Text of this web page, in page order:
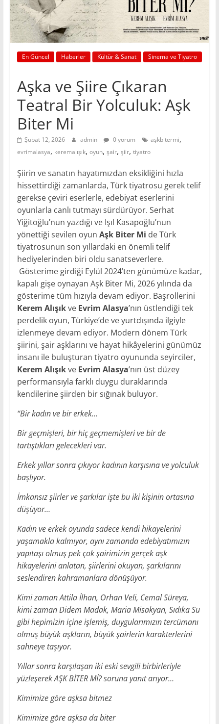
En Güncel Haberler Kültür & Sanat Sinema ve Tiyatro
Aşka ve Şiire Çıkaran
Teatral Bir Yolculuk: Aşk
Biter Mi
Şubat 12, 2026 admin 0 yorum aşkbitermi,
evrimalasya, keremalışık, oyun, şair, şiir, tiyatro
Şiirin ve sanatın hayatımızdan eksikliğini hızla
hissettirdiği zamanlarda, Türk tiyatrosu gerek telif
gerekse çeviri eserlerle, edebiyat eserlerini
oyunlarla canlı tutmayı sürdürüyor. Serhat
Yiğitoğlu’nun yazdığı ve Işıl Kasapoğlu’nun
yönettiği sevilen oyun Aşk Biter Mi de Türk
tiyatrosunun son yıllardaki en önemli telif
hediyelerinden biri oldu sanatseverlere.
Gösterime girdiği Eylül 2024’ten günümüze kadar,
kapalı gişe oynayan Aşk Biter Mi, 2026 yılında da
gösterime tüm hızıyla devam ediyor. Başrollerini
Kerem Alışıkve Evrim Alasya’nın üstlendiği tek
perdelik oyun, Türkiye’de ve yurtdışında ilgiyle
izlenmeye devam ediyor. Modern dönem Türk
şiirini, şair aşklarını ve hayat hikâyelerini günümüz
insanı ile buluşturan tiyatro oyununda seyirciler,
Kerem Alışıkve Evrim Alasya’nın üst düzey
performansıyla farklı duygu duraklarında
kendilerine şiirden bir sığınak buluyor.
“Bir kadın ve bir erkek…
Bir geçmişleri, bir hiç geçmemişleri ve bir de
tartıştıkları gelecekleri var.
Erkek yıllar sonra çıkıyor kadının karşısına ve yolculuk
başlıyor.
İmkansız şiirler ve şarkılar işte bu iki kişinin ortasına
düşüyor…
Kadın ve erkek oyunda sadece kendi hikayelerini
yaşamakla kalmıyor, aynı zamanda edebiyatımızın
yapıtaşı olmuş pek çok şairimizin gerçek aşk
hikayelerini anlatan, şiirlerini okuyan, şarkılarını
seslendiren kahramanlara dönüşüyor.
Kimi zaman Attila İlhan, Orhan Veli, Cemal Süreya,
kimi zaman Didem Madak, Maria Misakyan, Sıdıka Su
gibi hepimizin içine işlemiş, duygularımızın tercümanı
olmuş büyük aşkların, büyük şairlerin karakterlerini
sahneye taşıyor.
Yıllar sonra karşılaşan iki eski sevgili birbirleriyle
yüzleşerek AŞK BİTER Mİ? soruna yanıt arıyor…
Kimimize göre aşksa bitmez
Kimimize göre aşksa da biter